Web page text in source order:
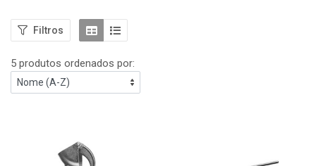
Filtros
5 produtos ordenados por: